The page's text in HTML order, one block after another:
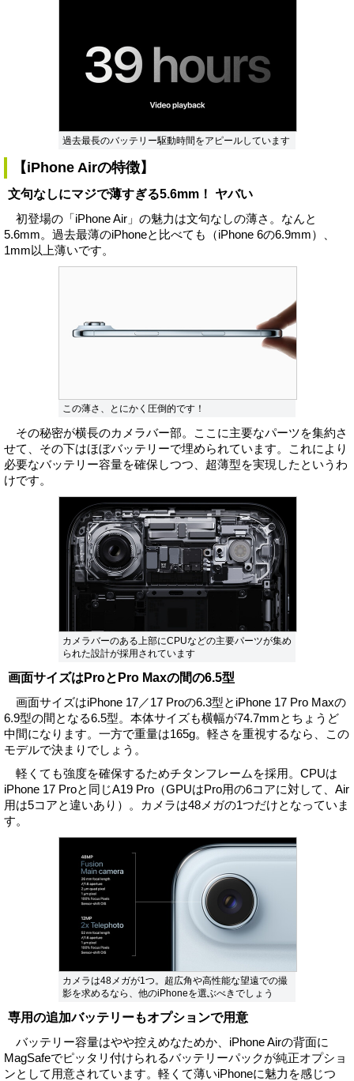
過去最長のバッテリー駆動時間をアピールしています
【iPhone Airの特徴】
文句なしにマジで薄すぎる5.6mm！ ヤバい
初登場の「iPhone Air」の魅力は文句なしの薄さ。なんと
5.6mm。過去最薄のiPhoneと比べても（iPhone 6の6.9mm）、
1mm以上薄いです。
この薄さ、とにかく圧倒的です！
その秘密が横長のカメラバー部。ここに主要なパーツを集約さ
せて、その下はほぼバッテリーで埋められています。これにより
必要なバッテリー容量を確保しつつ、超薄型を実現したというわ
けです。
カメラバーのある上部にCPUなどの主要パーツが集め
られた設計が採用されています
画面サイズはProとPro Maxの間の6.5型
画面サイズはiPhone 17／17 Proの6.3型とiPhone 17 Pro Maxの
6.9型の間となる6.5型。本体サイズも横幅が74.7mmとちょうど
中間になります。一方で重量は165g。軽さを重視するなら、この
モデルで決まりでしょう。
軽くても強度を確保するためチタンフレームを採用。CPUは
iPhone 17 Proと同じA19 Pro（GPUはPro用の6コアに対して、Air
用は5コアと違いあり）。カメラは48メガの1つだけとなっていま
す。
カメラは48メガが1つ。超広角や高性能な望遠での撮
影を求めるなら、他のiPhoneを選ぶべきでしょう
専用の追加バッテリーもオプションで用意
バッテリー容量はやや控えめなためか、iPhone Airの背面に
MagSafeでピッタリ付けられるバッテリーパックが純正オプショ
ンとして用意されています。軽くて薄いiPhoneに魅力を感じつ